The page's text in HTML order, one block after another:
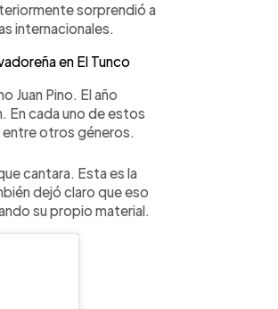
sorprendió a
internacionales.
en El Tunco
Juan Pino. El año
En cada uno de estos
entre otros géneros.
cantara. Esta es la
dejó claro que eso
su propio material.